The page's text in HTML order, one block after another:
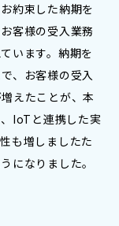
約束した納期を
客様の受入業務
います。納期を
、お客様の受入
えたことが、本
IoTと連携した実
も増しましたた
になりました。